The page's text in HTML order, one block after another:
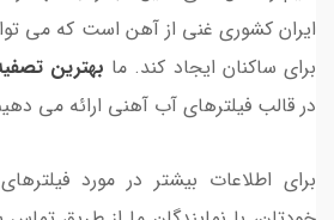
ایران کشوری غنی از آهن است که می
برای ساکنان ایجاد کند. ما بهترین
در قالب فیلترهای آب آهنی ارائه می
برای اطلاعات بیشتر در مورد